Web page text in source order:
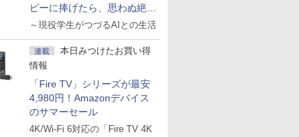
ピーに捧げたら、思わぬ絶景
に出会った話
～現役学生がつづるAIとの生活
連載
本日みつけたお買い得
情報
「Fire TV」シリーズが最安
4,980円！Amazonデバイス
のサマーセール
4K/Wi-Fi 6対応の「Fire TV 4K